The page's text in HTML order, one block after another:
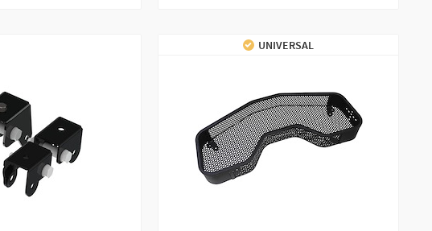
UNIVERSAL